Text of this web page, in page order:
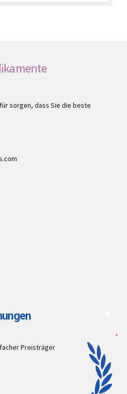
sorgen, dass Sie die beste
Preisträger